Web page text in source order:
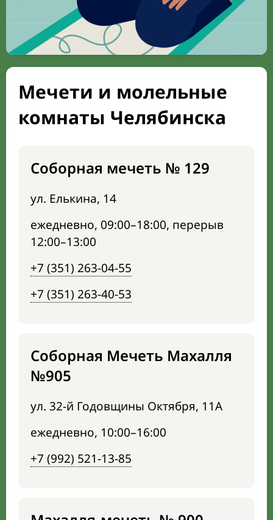
Мечети и молельные
комнаты Челябинска
Соборная мечеть № 129
ул. Елькина, 14
ежедневно, 09:00–18:00, перерыв
12:00–13:00
+7 (351) 263-04-55
+7 (351) 263-40-53
Соборная Мечеть Махалля
№905
ул. 32-й Годовщины Октября, 11А
ежедневно, 10:00–16:00
+7 (992) 521-13-85